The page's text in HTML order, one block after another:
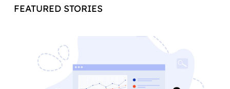
FEATURED STORIES